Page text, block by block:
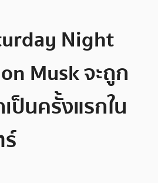
Night
Musk จะถูก
ป็นครั้งแรกใน